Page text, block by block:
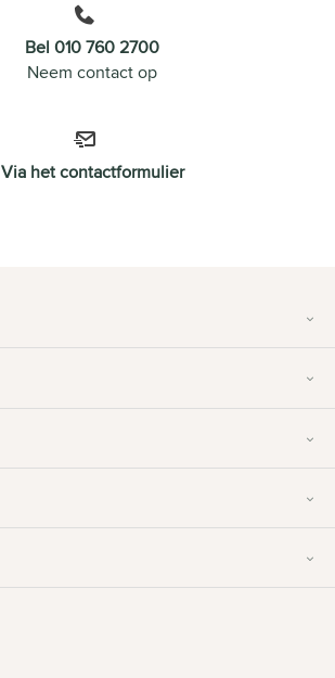
Bel 010 760 2700
Neem contact op
Via het contactformulier